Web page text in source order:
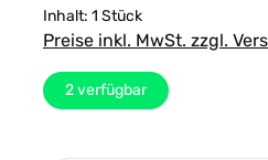
Inhalt: 1 Stück
Preise inkl. MwSt. zzgl.
2verfügbar